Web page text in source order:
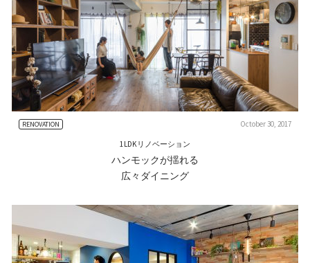
RENOVATION October 30, 2017
1LDKリノベーション
ハンモックが揺れる
広々ダイニング